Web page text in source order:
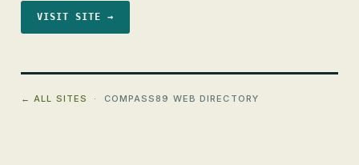
VISIT SITE →
← ALL SITES · COMPASS89 WEB DIRECTORY